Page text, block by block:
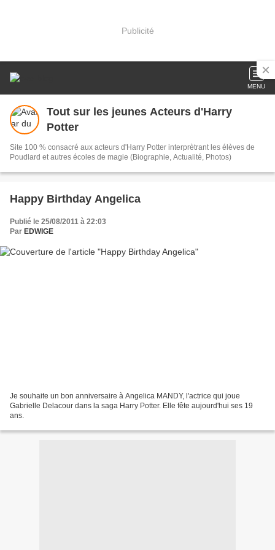
Publicité
MENU
Tout sur les jeunes Acteurs d'Harry
Potter
Site 100 % consacré aux acteurs d'Harry Potter interprètrant les élèves de
Poudlard et autres écoles de magie (Biographie, Actualité, Photos)
Happy Birthday Angelica
Publié le 25/08/2011 à 22:03
Par EDWIGE
Je souhaite un bon anniversaire à Angelica MANDY, l'actrice qui joue
Gabrielle Delacour dans la saga Harry Potter. Elle fête aujourd'hui ses 19
ans.